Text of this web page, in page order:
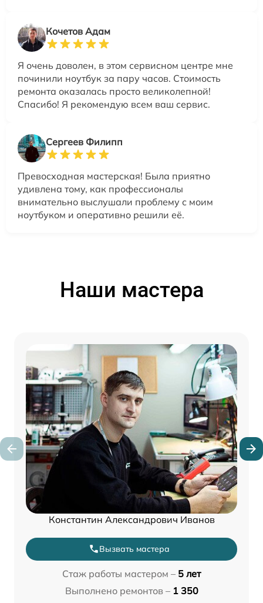
Кочетов Адам
Я очень доволен, в этом сервисном центре мне
починили ноутбук за пару часов. Стоимость
ремонта оказалась просто великолепной!
Спасибо! Я рекомендую всем ваш сервис.
Сергеев Филипп
Превосходная мастерская! Была приятно
удивлена тому, как профессионалы
внимательно выслушали проблему с моим
ноутбуком и оперативно решили её.
Наши мастера
Константин Александрович Иванов
Вызвать мастера
Стаж работы мастером – 5 лет
Выполнено ремонтов – 1 350